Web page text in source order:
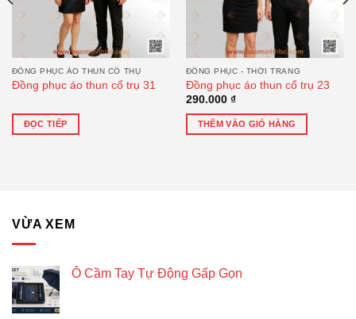
ĐỒNG PHỤC ÁO THUN CỔ THỤ
Đồng phục áo thun cổ trụ 31
ĐỌC TIẾP
ĐỒNG PHỤC - THỜI TRANG
Đồng phục áo thun cổ trụ 23
290.000 ₫
THÊM VÀO GIỎ HÀNG
VỪA XEM
Ô Cầm Tay Tự Động Gấp Gọn